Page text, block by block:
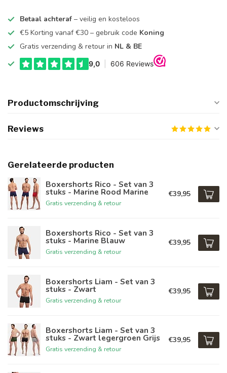
Betaal achteraf – veilig en kosteloos
€5 Korting vanaf €30 – gebruik code Koning
Gratis verzending & retour in NL & BE
Productomschrijving
Reviews
Gerelateerde producten
Boxershorts Rico - Set van 3
stuks - Marine Rood Marine
Gratis verzending & retour
€39,95
Boxershorts Rico - Set van 3
stuks - Marine Blauw
Gratis verzending & retour
€39,95
Boxershorts Liam - Set van 3
stuks - Zwart
Gratis verzending & retour
€39,95
Boxershorts Liam - Set van 3
stuks - Zwart legergroen Grijs
Gratis verzending & retour
€39,95